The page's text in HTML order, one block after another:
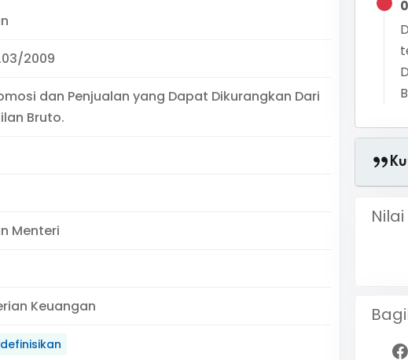
2009
dan Penjualan yang Dapat Dikurangkan Dari
Bruto.
Menteri
Keuangan